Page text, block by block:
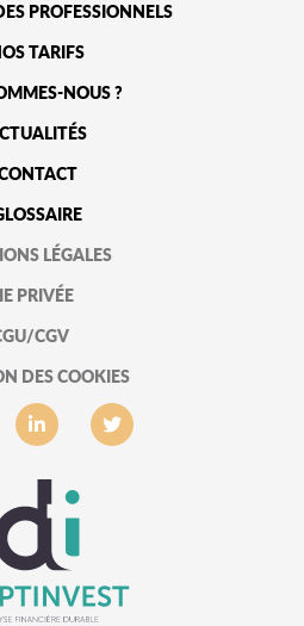
PROFESSIONNELS
TARIFS
NOUS ?
LÉGALES
PRIVÉE
CGV
DES COOKIES